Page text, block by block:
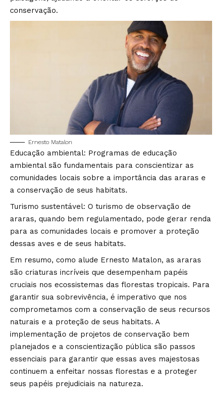
conservação.
Ernesto Matalon
Educação ambiental: Programas de educação
ambiental são fundamentais para conscientizar as
comunidades locais sobre a importância das araras e
a conservação de seus habitats.
Turismo sustentável: O turismo de observação de
araras, quando bem regulamentado, pode gerar renda
para as comunidades locais e promover a proteção
dessas aves e de seus habitats.
Em resumo, como alude Ernesto Matalon, as araras
são criaturas incríveis que desempenham papéis
cruciais nos ecossistemas das florestas tropicais. Para
garantir sua sobrevivência, é imperativo que nos
comprometamos com a conservação de seus recursos
naturais e a proteção de seus habitats. A
implementação de projetos de conservação bem
planejados e a conscientização pública são passos
essenciais para garantir que essas aves majestosas
continuem a enfeitar nossas florestas e a proteger
seus papéis prejudiciais na natureza.